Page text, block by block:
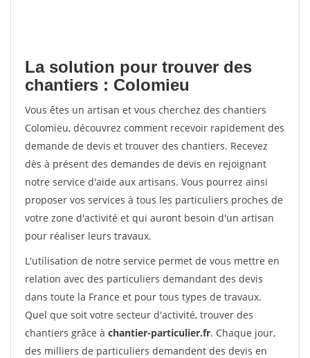
La solution pour trouver des
chantiers : Colomieu
Vous êtes un artisan et vous cherchez des chantiers
Colomieu, découvrez comment recevoir rapidement des
demande de devis et trouver des chantiers. Recevez
dès à présent des demandes de devis en rejoignant
notre service d'aide aux artisans. Vous pourrez ainsi
proposer vos services à tous les particuliers proches de
votre zone d'activité et qui auront besoin d'un artisan
pour réaliser leurs travaux.
L'utilisation de notre service permet de vous mettre en
relation avec des particuliers demandant des devis
dans toute la France et pour tous types de travaux.
Quel que soit votre secteur d'activité, trouver des
chantiers grâce à chantier-particulier.fr. Chaque jour,
des milliers de particuliers demandent des devis en